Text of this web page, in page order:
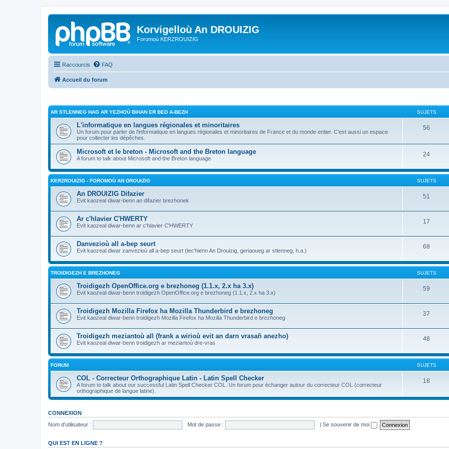
Korvigelloù An DROUIZIG
Foromoù KERZROUIZIG
Raccourcis FAQ
Accueil du forum
AR STLENNEG HAG AR YEZHOÙ BIHAN ER BED A-BEZH SUJETS
L'informatique en langues régionales et minoritaires
Un forum pour parler de l'informatique en langues régionales et minoritaires de France et du monde entier. C'est aussi un espace
pour collecter les dépêches.
56
Microsoft et le breton - Microsoft and the Breton language
A forum to talk about Microsoft and the Breton language
24
KERZROUIZIG - FOROMOÙ AN DROUIZIG SUJETS
An DROUIZIG Difazier
Evit kaozeal diwar-benn an difazier brezhonek
51
Ar c'hlavier C'HWERTY
Evit kaozeal diwar-benn ar c'hlavier C'HWERTY
17
Danvezioù all a-bep seurt
Evit kaozeal diwar zanvezioù all a-bep seurt (lec'hienn An Drouizig, geriaoueg ar stlenneg, h.a.)
68
TROIDIGEZH E BREZHONEG SUJETS
Troidigezh OpenOffice.org e brezhoneg (1.1.x, 2.x ha 3.x)
Evit kaozeal diwar-benn troidigezh OpenOffice.org e brezhoneg (1.1.x, 2.x ha 3.x)
59
Troidigezh Mozilla Firefox ha Mozilla Thunderbird e brezhoneg
Evit kaozeal diwar-benn troidigezh Mozilla Firefox ha Mozilla Thunderbird e brezhoneg
37
Troidigezh meziantoù all (frank a wirioù evit an darn vrasañ anezho)
Evit kaozeal diwar-benn troidigezh ar meziantoù dre-vras
48
FORUM SUJETS
COL - Correcteur Orthographique Latin - Latin Spell Checker
A forum to talk about our successful Latin Spell Checker COL. Un forum pour échanger autour du correcteur COL (correcteur
orthographique de langue latine).
18
CONNEXION
Nom d’utilisateur :
Mot de passe : | Se souvenir de moi
QUI EST EN LIGNE ?